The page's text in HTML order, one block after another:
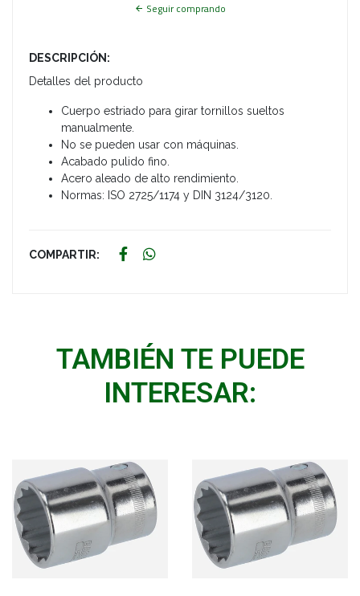
Seguir comprando
DESCRIPCIÓN:
Detalles del producto
Cuerpo estriado para girar tornillos sueltos
manualmente.
No se pueden usar con máquinas.
Acabado pulido fino.
Acero aleado de alto rendimiento.
Normas: ISO 2725/1174 y DIN 3124/3120.
COMPARTIR:
TAMBIÉN TE PUEDE
INTERESAR: